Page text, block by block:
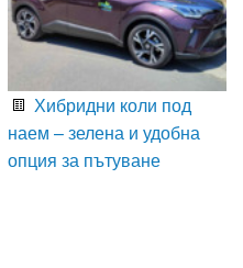
Хибридни коли под
наем – зелена и удобна
опция за пътуване